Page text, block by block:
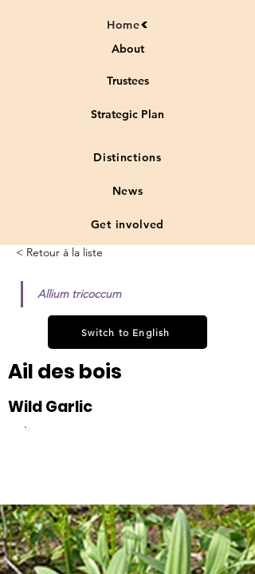
Home
About
Trustees
Strategic Plan
Distinctions
News
Get involved
< Retour à la liste
Allium tricoccum
Switch to English
Ail des bois
Wild Garlic